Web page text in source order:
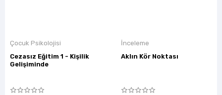
Çocuk Psikolojisi
Cezasız Eğitim 1 - Kişilik
Gelişiminde
İnceleme
Aklın Kör Noktası